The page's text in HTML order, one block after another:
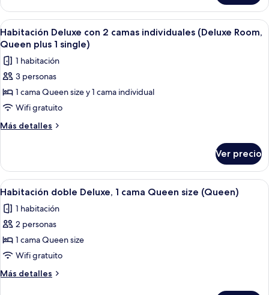
familiar
Abrir
todas
las
fotos
de
Habitación
Deluxe
con
individuales
(Deluxe
Room,
Queen
plus
1
single)
Una habitación de hotel con dos
8
Habitación Deluxe con 2 camas individuales (Deluxe Room,
Queen plus 1 single)
1 habitación
3 personas
1 cama Queen size y 1 cama individual
Wifi gratuito
Más detalles
Más
Deluxe
con
2
individuales
(Deluxe
Queen
plus
single)
Ver precio
Abrir
todas
las
fotos
de
Habitación
doble
Deluxe,
Ropa de cama de alta calidad y
11
Habitación doble Deluxe, 1 cama Queen size (Queen)
1 habitación
2 personas
1 cama Queen size
Wifi gratuito
Más detalles
Más